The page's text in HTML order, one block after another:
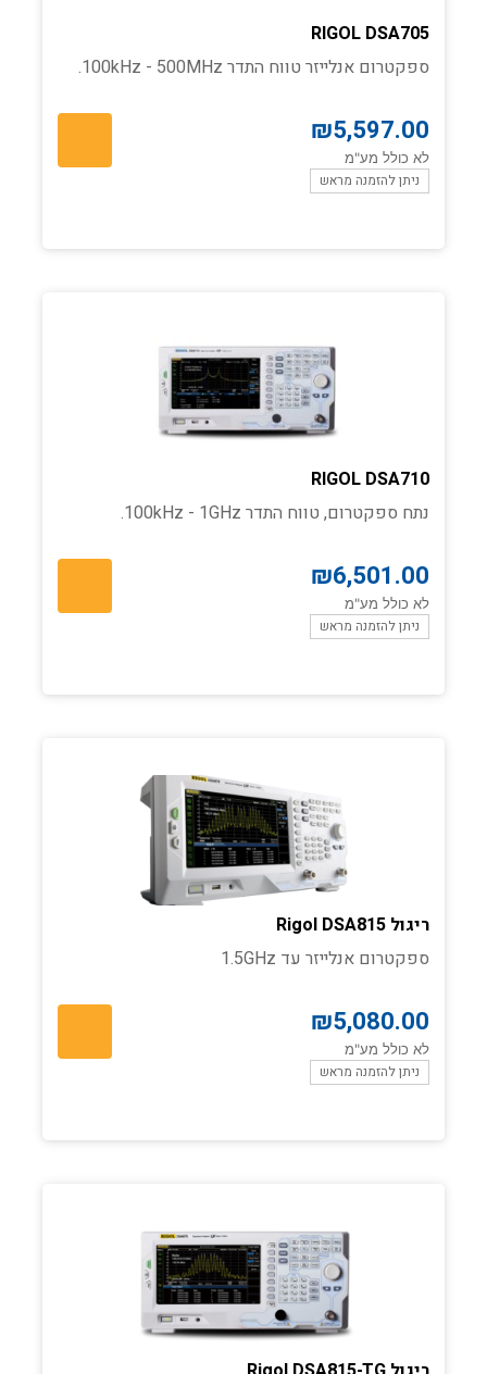
RIGOL DSA705
ספקטרום אנלייזר טווח התדר 100kHz - 500MHz.
₪5,597.00
לא כולל מע"מ
ניתן להזמנה מראש
RIGOL DSA710
נתח ספקטרום, טווח התדר 100kHz - 1GHz.
₪6,501.00
לא כולל מע"מ
ניתן להזמנה מראש
ריגול Rigol DSA815
ספקטרום אנלייזר עד 1.5GHz
₪5,080.00
לא כולל מע"מ
ניתן להזמנה מראש